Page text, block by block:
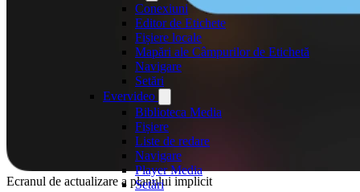
Conexiuni
Editor de Etichete
Fișiere locale
Mapări ale Câmpurilor de Etichetă
Navigare
Setări
Evervideo
Biblioteca Media
Fișiere
Liste de redare
Navigare
Player Media
Setări
Ecranul de actualizare a planului implicit